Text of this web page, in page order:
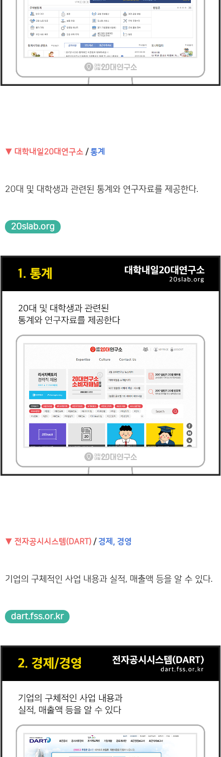
▼ 대학내일20대연구소 / 통계
20대 및 대학생과 관련된 통계와 연구자료를 제공한다.
20slab.org
▼ 전자공시시스템(DART) / 경제, 경영
기업의 구체적인 사업 내용과 실적, 매출액 등을 알 수 있다.
dart.fss.or.kr